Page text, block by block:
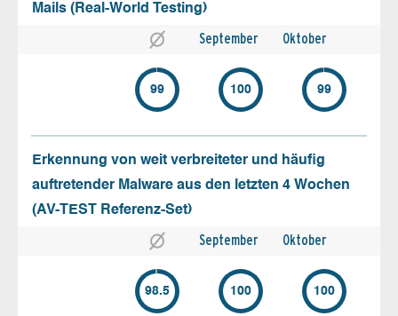
Mails (Real-World Testing)
September Oktober
99 100 99
Erkennung von weit verbreiteter und häufig
auftretender Malware aus den letzten 4 Wochen
(AV-TEST Referenz-Set)
September Oktober
98.5 100 100